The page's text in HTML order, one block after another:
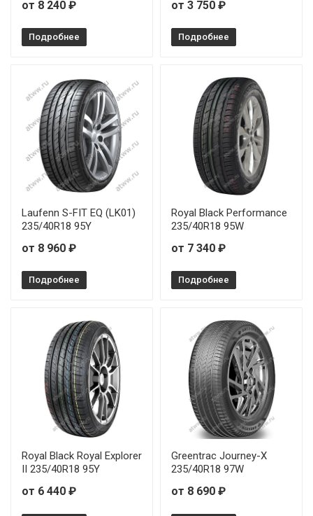
от 8 240 ₽
Подробнее
от 3 750 ₽
Подробнее
Laufenn S-FIT EQ (LK01)
235/40R18 95Y
от 8 960 ₽
Подробнее
Royal Black Performance
235/40R18 95W
от 7 340 ₽
Подробнее
Royal Black Royal Explorer
II 235/40R18 95Y
от 6 440 ₽
Greentrac Journey-X
235/40R18 97W
от 8 690 ₽